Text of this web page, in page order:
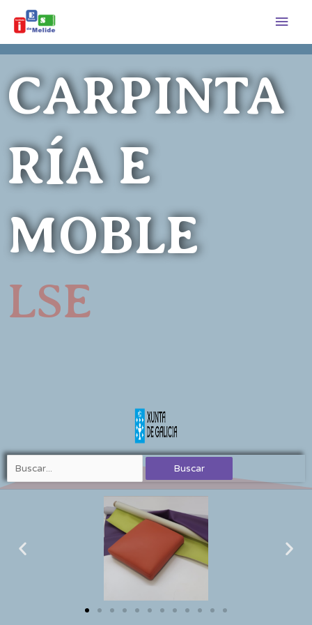
contido
CARPINTA
RÍA E
MOBLE
LSE
Buscar
por: